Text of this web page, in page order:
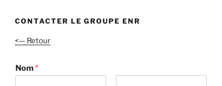
CONTACTER LE GROUPE ENR
<— Retour
Nom *